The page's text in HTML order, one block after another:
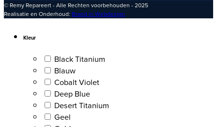
© Remy Repareert - Alle Rechten voorbehouden - 2025
Realisatie en Onderhoud: Brand in Webdesign
Kleur
Black Titanium
Blauw
Cobalt Violet
Deep Blue
Desert Titanium
Geel